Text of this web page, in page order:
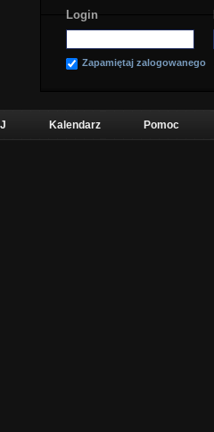
Login
Zapamiętaj zalogowanego
Kalendarz Pomoc